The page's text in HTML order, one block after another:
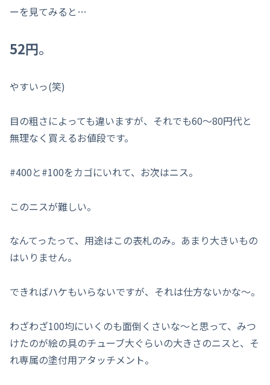
ーを見てみると…
52円。
やすいっ(笑)
目の粗さによっても違いますが、それでも60～80円代と
無理なく買えるお値段です。
#400と#100をカゴにいれて、お次はニス。
このニスが難しい。
なんてったって、用途はこの表札のみ。あまり大きいもの
はいりません。
できればハケもいらないですが、それは仕方ないかな～。
わざわざ100均にいくのも面倒くさいな～と思って、みつ
けたのが絵の具のチューブ大ぐらいの大きさのニスと、そ
れ専属の塗付用アタッチメント。